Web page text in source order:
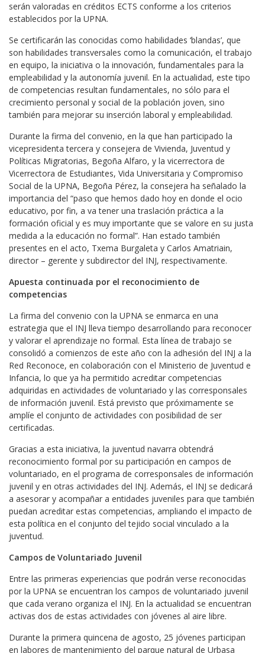
serán valoradas en créditos ECTS conforme a los criterios
establecidos por la UPNA.
Se certificarán las conocidas como habilidades ‘blandas’, que
son habilidades transversales como la comunicación, el trabajo
en equipo, la iniciativa o la innovación, fundamentales para la
empleabilidad y la autonomía juvenil. En la actualidad, este tipo
de competencias resultan fundamentales, no sólo para el
crecimiento personal y social de la población joven, sino
también para mejorar su inserción laboral y empleabilidad.
Durante la firma del convenio, en la que han participado la
vicepresidenta tercera y consejera de Vivienda, Juventud y
Políticas Migratorias, Begoña Alfaro, y la vicerrectora de
Vicerrectora de Estudiantes, Vida Universitaria y Compromiso
Social de la UPNA, Begoña Pérez, la consejera ha señalado la
importancia del “paso que hemos dado hoy en donde el ocio
educativo, por fin, a va tener una traslación práctica a la
formación oficial y es muy importante que se valore en su justa
medida a la educación no formal”. Han estado también
presentes en el acto, Txema Burgaleta y Carlos Amatriain,
director – gerente y subdirector del INJ, respectivamente.
Apuesta continuada por el reconocimiento de
competencias
La firma del convenio con la UPNA se enmarca en una
estrategia que el INJ lleva tiempo desarrollando para reconocer
y valorar el aprendizaje no formal. Esta línea de trabajo se
consolidó a comienzos de este año con la adhesión del INJ a la
Red Reconoce, en colaboración con el Ministerio de Juventud e
Infancia, lo que ya ha permitido acreditar competencias
adquiridas en actividades de voluntariado y las corresponsales
de información juvenil. Está previsto que próximamente se
amplíe el conjunto de actividades con posibilidad de ser
certificadas.
Gracias a esta iniciativa, la juventud navarra obtendrá
reconocimiento formal por su participación en campos de
voluntariado, en el programa de corresponsales de información
juvenil y en otras actividades del INJ. Además, el INJ se dedicará
a asesorar y acompañar a entidades juveniles para que también
puedan acreditar estas competencias, ampliando el impacto de
esta política en el conjunto del tejido social vinculado a la
juventud.
Campos de Voluntariado Juvenil
Entre las primeras experiencias que podrán verse reconocidas
por la UPNA se encuentran los campos de voluntariado juvenil
que cada verano organiza el INJ. En la actualidad se encuentran
activas dos de estas actividades con jóvenes al aire libre.
Durante la primera quincena de agosto, 25 jóvenes participan
en labores de mantenimiento del parque natural de Urbasa